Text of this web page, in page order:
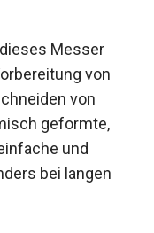
Messer
von
von
geformte,
und
bei langen